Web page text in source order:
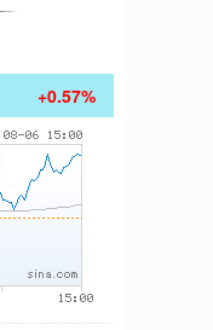
+0.57%